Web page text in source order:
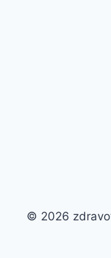
© 2026